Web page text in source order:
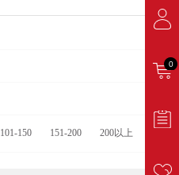
101-150 151-200 200以上
0